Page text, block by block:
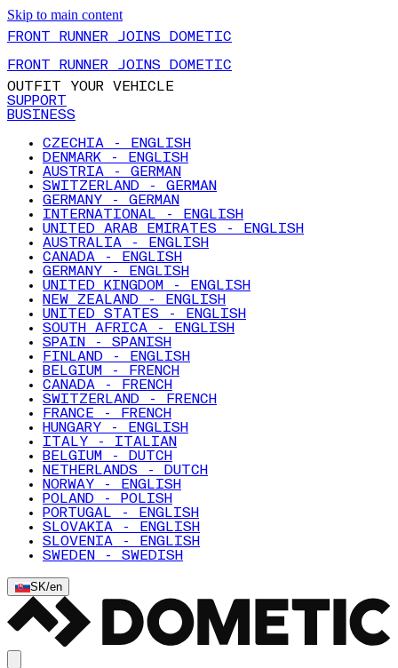
Skip to main content
FRONT RUNNER JOINS DOMETIC
FRONT RUNNER JOINS DOMETIC
OUTFIT YOUR VEHICLE
SUPPORT
BUSINESS
CZECHIA - ENGLISH
DENMARK - ENGLISH
AUSTRIA - GERMAN
SWITZERLAND - GERMAN
GERMANY - GERMAN
INTERNATIONAL - ENGLISH
UNITED ARAB EMIRATES - ENGLISH
AUSTRALIA - ENGLISH
CANADA - ENGLISH
GERMANY - ENGLISH
UNITED KINGDOM - ENGLISH
NEW ZEALAND - ENGLISH
UNITED STATES - ENGLISH
SOUTH AFRICA - ENGLISH
SPAIN - SPANISH
FINLAND - ENGLISH
BELGIUM - FRENCH
CANADA - FRENCH
SWITZERLAND - FRENCH
FRANCE - FRENCH
HUNGARY - ENGLISH
ITALY - ITALIAN
BELGIUM - DUTCH
NETHERLANDS - DUTCH
NORWAY - ENGLISH
POLAND - POLISH
PORTUGAL - ENGLISH
SLOVAKIA - ENGLISH
SLOVENIA - ENGLISH
SWEDEN - SWEDISH
SK/en